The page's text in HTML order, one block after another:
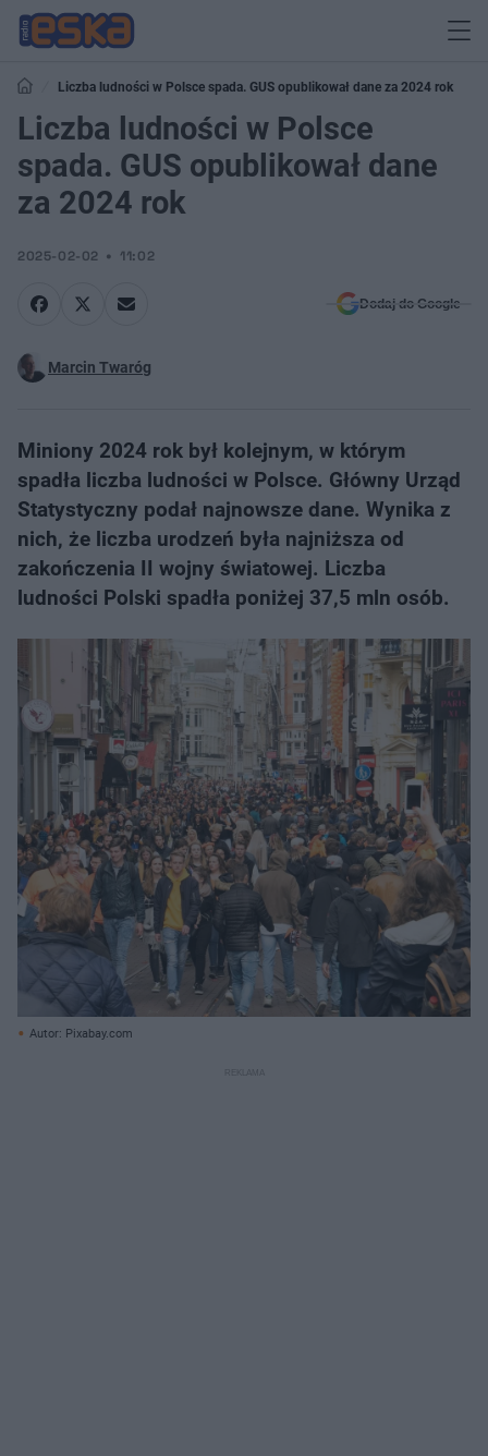
Liczba ludności w Polsce spada. GUS opublikował dane za 2024 rok
Liczba ludności w Polsce
spada. GUS opublikował dane
za 2024 rok
2025-02-02 11:02
Dodaj do Google
Marcin Twaróg
Miniony 2024 rok był kolejnym, w którym
spadła liczba ludności w Polsce. Główny Urząd
Statystyczny podał najnowsze dane. Wynika z
nich, że liczba urodzeń była najniższa od
zakończenia II wojny światowej. Liczba
ludności Polski spadła poniżej 37,5 mln osób.
Autor: Pixabay.com